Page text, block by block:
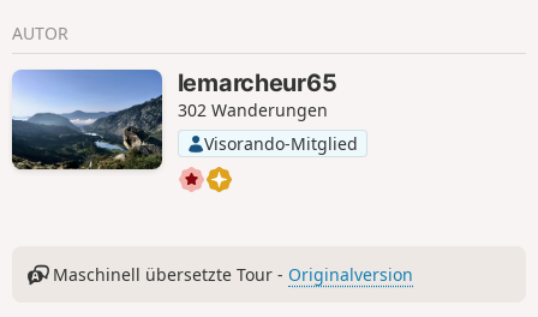
AUTOR
lemarcheur65
302 Wanderungen
Visorando-Mitglied
Maschinell übersetzte Tour - Originalversion